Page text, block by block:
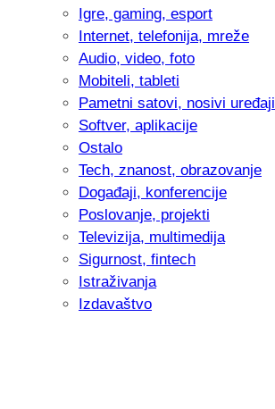
Igre, gaming, esport
Internet, telefonija, mreže
Audio, video, foto
Mobiteli, tableti
Pametni satovi, nosivi uređaji
Softver, aplikacije
Ostalo
Tech, znanost, obrazovanje
Događaji, konferencije
Poslovanje, projekti
Televizija, multimedija
Sigurnost, fintech
Istraživanja
Izdavaštvo